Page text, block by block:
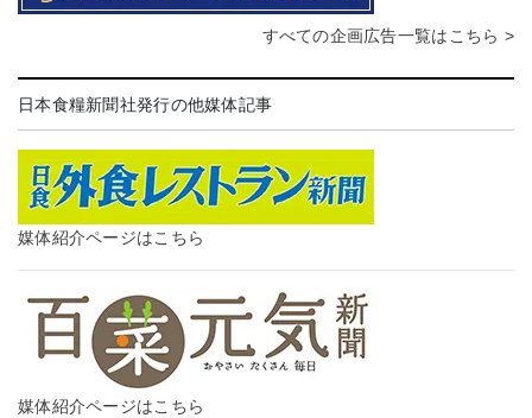
すべての企画広告一覧はこちら >
日本食糧新聞社発行の他媒体記事
媒体紹介ページはこちら
媒体紹介ページはこちら